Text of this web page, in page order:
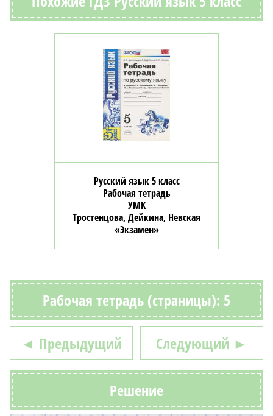
Русский язык 5 класс
Рабочая тетрадь
УМК
Тростенцова, Дейкина, Невская
«Экзамен»
Рабочая тетрадь (страницы): 5
◄ Предыдущий Следующий ►
Решение